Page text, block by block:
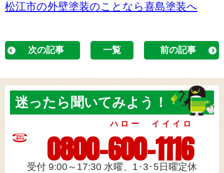
松江市の外壁塗装のことなら喜島塗装へ
次の記事 一覧 前の記事
迷ったら 聞いてみよう！
0800-600-1116
ハロー イイイロ
受付 9:00～17:30 水曜、1･3･5日曜定休